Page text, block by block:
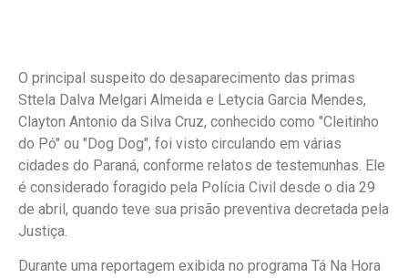
O principal suspeito do desaparecimento das primas
Sttela Dalva Melgari Almeida e Letycia Garcia Mendes,
Clayton Antonio da Silva Cruz, conhecido como "Cleitinho
do Pó" ou "Dog Dog", foi visto circulando em várias
cidades do Paraná, conforme relatos de testemunhas. Ele
é considerado foragido pela Polícia Civil desde o dia 29
de abril, quando teve sua prisão preventiva decretada pela
Justiça.
Durante uma reportagem exibida no programa Tá Na Hora